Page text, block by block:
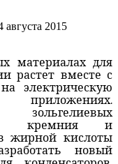
августа 2015
материалах для
растет вместе с
электрическую
зольгелиевых
кремния и
жирной кислоты
новый